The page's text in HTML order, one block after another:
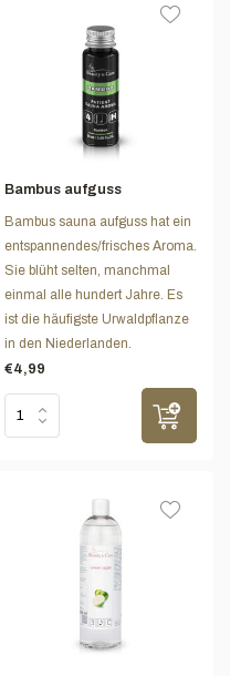
Bambus aufguss
Bambus sauna aufguss hat ein
entspannendes/frisches Aroma.
Sie blüht selten, manchmal
einmal alle hundert Jahre. Es
ist die häufigste Urwaldpflanze
in den Niederlanden.
€4,99